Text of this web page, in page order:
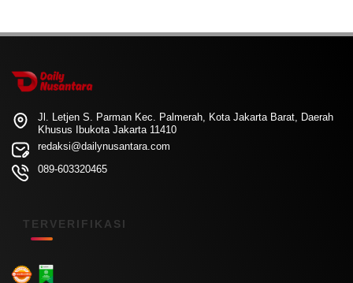
Jl. Letjen S. Parman Kec. Palmerah, Kota Jakarta Barat, Daerah
Khusus Ibukota Jakarta 11410
redaksi@dailynusantara.com
089-603320465
TERVERIFIKASI